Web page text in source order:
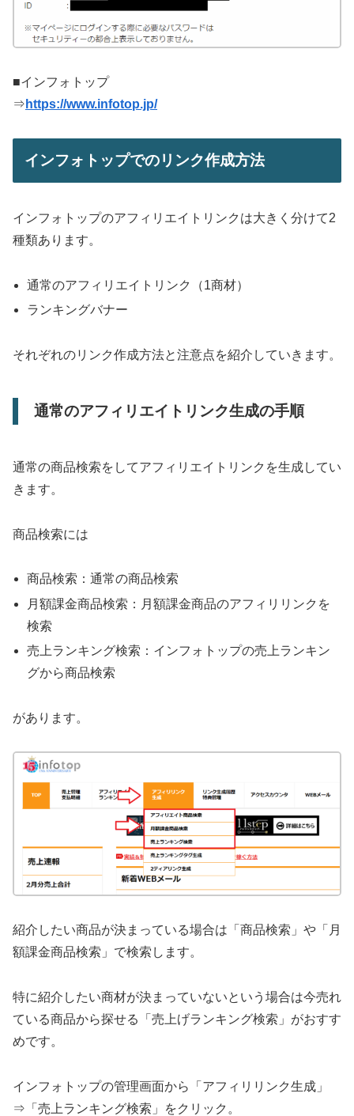
■インフォトップ
⇒ https://www.infotop.jp/
インフォトップでのリンク作成方法
インフォトップのアフィリエイトリンクは大きく分けて2
種類あります。
通常のアフィリエイトリンク（1商材）
ランキングバナー
それぞれのリンク作成方法と注意点を紹介していきます。
通常のアフィリエイトリンク生成の手順
通常の商品検索をしてアフィリエイトリンクを生成してい
きます。
商品検索には
商品検索：通常の商品検索
月額課金商品検索：月額課金商品のアフィリリンクを
検索
売上ランキング検索：インフォトップの売上ランキン
グから商品検索
があります。
紹介したい商品が決まっている場合は「商品検索」や「月
額課金商品検索」で検索します。
特に紹介したい商材が決まっていないという場合は今売れ
ている商品から探せる「売上げランキング検索」がおすす
めです。
インフォトップの管理画面から「アフィリリンク生成」
⇒「売上ランキング検索」をクリック。